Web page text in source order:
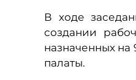
В ходе
создании
назначенных на
палаты.